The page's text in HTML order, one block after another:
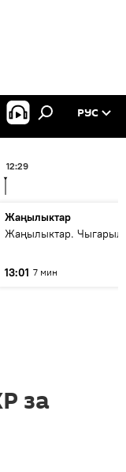
РУС
12:29
Жаңылыктар
Жаңылыктар.
13:01 7 мин
за